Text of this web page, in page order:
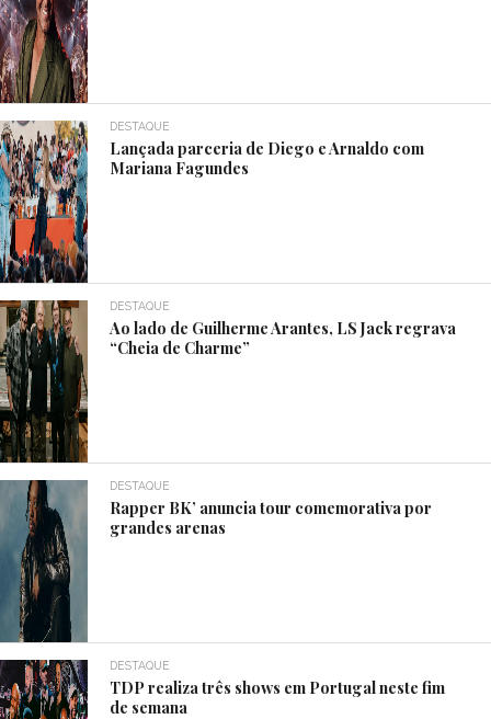
DESTAQUE
Lançada parceria de Diego e Arnaldo com
Mariana Fagundes
DESTAQUE
Ao lado de Guilherme Arantes, LS Jack regrava
“Cheia de Charme”
DESTAQUE
Rapper BK’ anuncia tour comemorativa por
grandes arenas
DESTAQUE
TDP realiza três shows em Portugal neste fim
de semana